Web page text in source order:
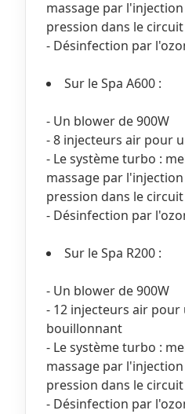
massage par
pression dans le
- Désinfection par
Sur le Spa A600 :
- Un blower de 900W
- 8 injecteurs air pour
- Le système turbo :
massage par
pression dans le
- Désinfection par
Sur le Spa R200 :
- Un blower de 900W
- 12 injecteurs air pour
bouillonnant
- Le système turbo :
massage par
pression dans le
- Désinfection par